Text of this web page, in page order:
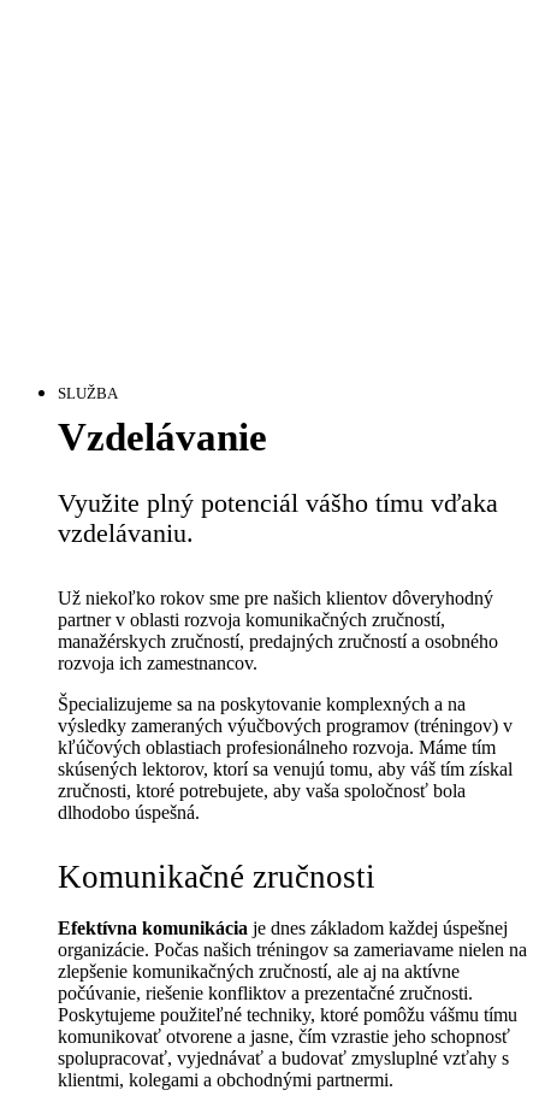
SLUŽBA
Vzdelávanie
Využite plný potenciál vášho tímu vďaka
vzdelávaniu.
Už niekoľko rokov sme pre našich klientov dôveryhodný
partner v oblasti rozvoja komunikačných zručností,
manažérskych zručností, predajných zručností a osobného
rozvoja ich zamestnancov.
Špecializujeme sa na poskytovanie komplexných a na
výsledky zameraných výučbových programov (tréningov) v
kľúčových oblastiach profesionálneho rozvoja. Máme tím
skúsených lektorov, ktorí sa venujú tomu, aby váš tím získal
zručnosti, ktoré potrebujete, aby vaša spoločnosť bola
dlhodobo úspešná.
Komunikačné zručnosti
Efektívna komunikácia je dnes základom každej úspešnej
organizácie. Počas našich tréningov sa zameriavame nielen na
zlepšenie komunikačných zručností, ale aj na aktívne
počúvanie, riešenie konfliktov a prezentačné zručnosti.
Poskytujeme použiteľné techniky, ktoré pomôžu vášmu tímu
komunikovať otvorene a jasne, čím vzrastie jeho schopnosť
spolupracovať, vyjednávať a budovať zmysluplné vzťahy s
klientmi, kolegami a obchodnými partnermi.